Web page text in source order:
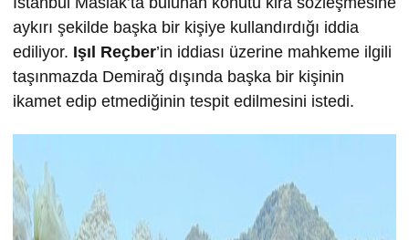
aykırı şekilde başka bir kişiye kullandırdığı iddia
ediliyor. Işıl Reçber’in iddiası üzerine mahkeme ilgili
taşınmazda Demirağ dışında başka bir kişinin
ikamet edip etmediğinin tespit edilmesini istedi.